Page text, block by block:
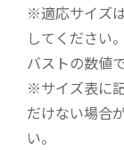
※適応サイズ
してください
バストの数値で
※サイズ表に
だけない場合
い。